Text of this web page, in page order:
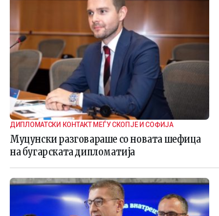
ДИПЛОМАТСКИ КОНТАКТ МЕЃУ СКОПЈЕ И СОФИЈА
Муцунски разговараше со новата шефица
на бугарската дипломатија